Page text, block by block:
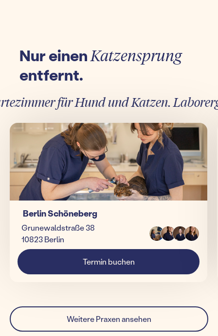
Nur einenKatzensprung
entfernt.
für Hund und Katzen.
Berlin Schöneberg
Grunewaldstraße 38
10823 Berlin
Termin buchen
Weitere Praxen ansehen